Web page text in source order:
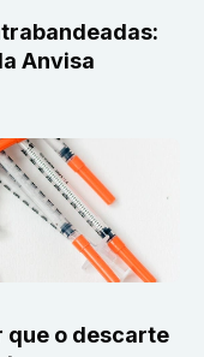
Anvisa
que o descarte